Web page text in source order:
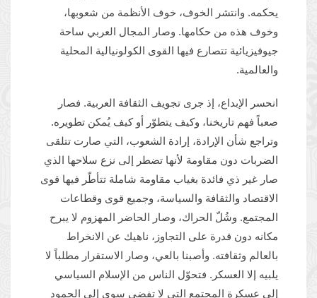
يحكمه. وانتشر الخوف، خوف الأنظمة من شعوبها،
وخوف هذه من حكامها. وصار المجال العربي ساحة
جيوفيزيائية تتصارع فيها القوى الكولونيالية المحلية
والعالمية.
انحسر الإبداع، إذ جرى تجويف الثقافة العربية. فصار
صعباً فهم تاريخنا، وكيف يتطوّر أو كيف يُمكن تطويره.
وتراجع شأن الإرادة، إرادة الشعوب، التي صارت تتلقى
الضربات دون مقاومة لأنها تضطر إلى نزع سلاحها الذي
صار غير ذي فائدة بغياب مقاومة شاملة تتأطّر فيها قوى
الاقتصاد والثقافة والسياسة، وجميع قوى وقطاعات
المجتمع. وشُلّ الحراك، وصار الحاضر المهزوم لا يبرح
مكانه دون قدرة على التجاوز، ناهيك عن الانخراط
بالعالم وثقافته. وأصبنا بالعي، وصار الاستقرار مطلباً لا
يلبيه إلا العسكر. فتحوّل الناس من الإسلام السياسي
إلى عسكرة المجتمع التي لا تفضي سوى إلى الجمود